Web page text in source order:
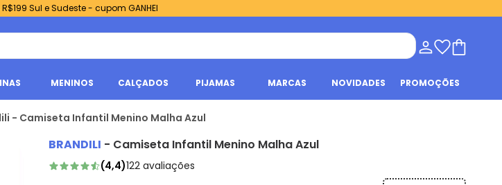
Sul e Sudeste - cupom GANHEI
MENINOS CALÇADOS PIJAMAS MARCAS NOVIDADES PROMOÇÕES
- Camiseta Infantil Menino Malha Azul
BRANDILI - Camiseta Infantil Menino Malha Azul
(4,4)122 avaliações